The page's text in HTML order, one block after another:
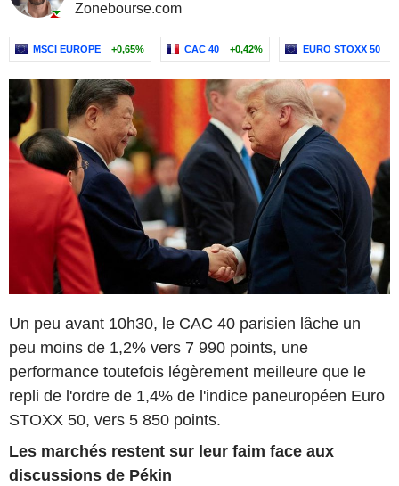
Zonebourse.com
MSCI EUROPE +0,65% CAC 40 +0,42% EURO STOXX 50
Un peu avant 10h30, le CAC 40 parisien lâche un
peu moins de 1,2% vers 7 990 points, une
performance toutefois légèrement meilleure que le
repli de l'ordre de 1,4% de l'indice paneuropéen Euro
STOXX 50, vers 5 850 points.
Les marchés restent sur leur faim face aux
discussions de Pékin